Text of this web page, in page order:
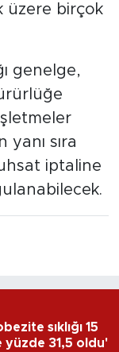
üzere birçok
genelge,
yanı sıra
iptaline
sıklığı 15
yüzde 31,5 oldu'